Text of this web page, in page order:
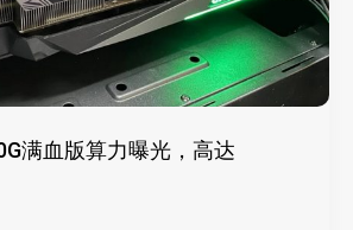
满血版算力曝光，高达